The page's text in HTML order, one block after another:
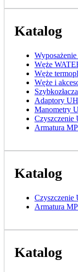
Katalog
Węże
Węże
Węże i
Adaptory
Manometry
Czyszczenie
Armatura
Katalog
Czyszczenie
Armatura
Katalog